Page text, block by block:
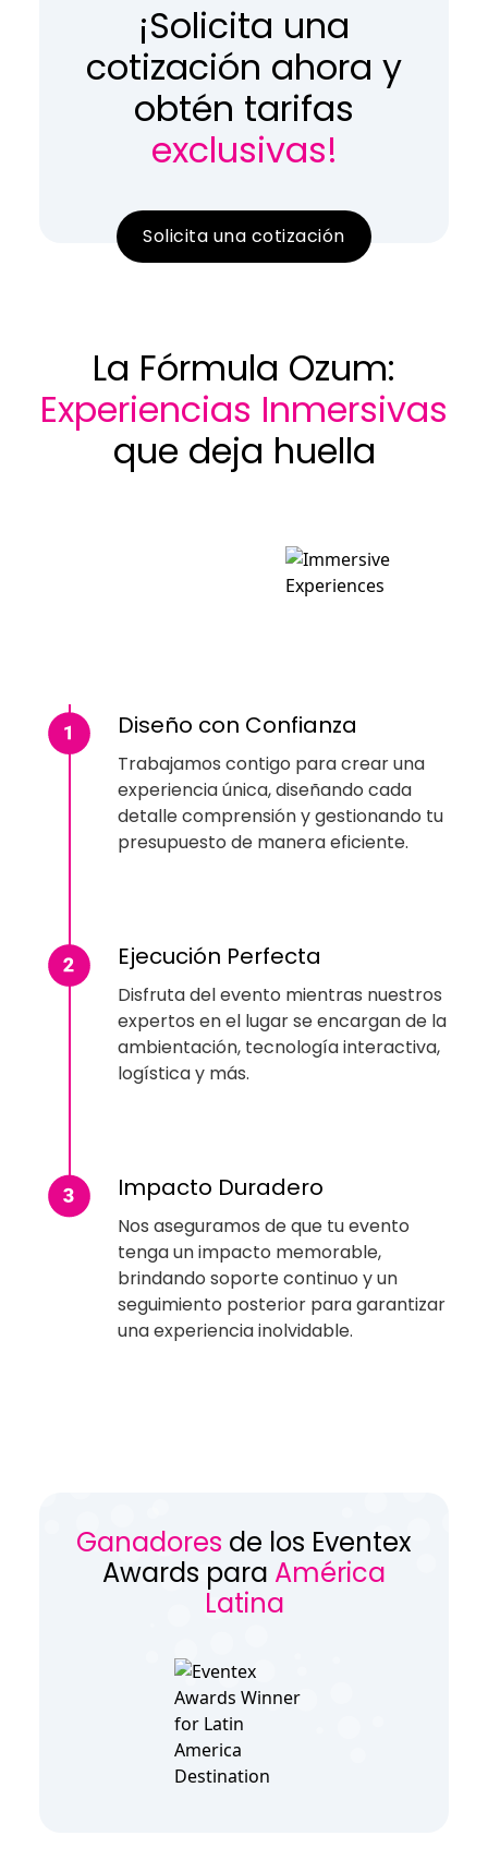
¡Solicita una
cotización ahora y
obtén tarifas
exclusivas!
Solicita una cotización
La Fórmula Ozum:
Experiencias Inmersivas
que deja huella
Diseño con Confianza
Trabajamos contigo para crear una
experiencia única, diseñando cada
detalle comprensión y gestionando tu
presupuesto de manera eficiente.
Ejecución Perfecta
Disfruta del evento mientras nuestros
expertos en el lugar se encargan de la
ambientación, tecnología interactiva,
logística y más.
Impacto Duradero
Nos aseguramos de que tu evento
tenga un impacto memorable,
brindando soporte continuo y un
seguimiento posterior para garantizar
una experiencia inolvidable.
Ganadores de los Eventex
Awards para América
Latina